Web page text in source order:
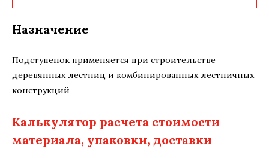
Назначение
Подступенок применяется при строительстве
деревянных лестниц и комбинированных лестничных
конструкций
Калькулятор расчета стоимости
материала, упаковки, доставки